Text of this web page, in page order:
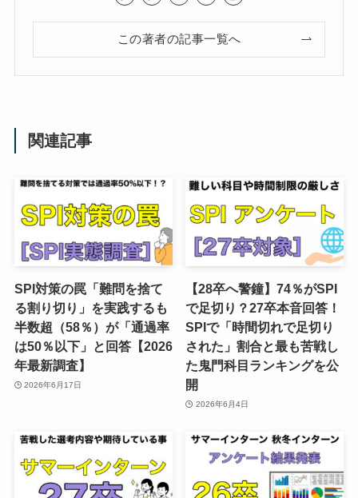
この著者の記事一覧へ
関連記事
SPI対策の罠「難問を捨て
る割り切り」を実践するも
半数超（58％）が「通過率
は50％以下」と回答【2026
年最新調査】
2026年6月17日
【28卒へ警鐘】74％がSPI
で足切り？27卒本音回答！
SPIで「時間切れで足切り
された」割合と最も苦戦し
た鬼門科目ランキングを公
開
2026年6月4日